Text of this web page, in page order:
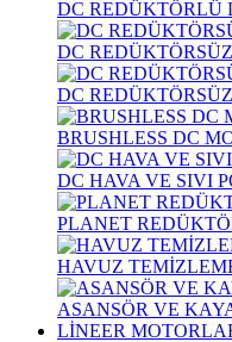
DC REDÜKTÖRLÜ
DC
DC
BRUSHLESS DC
DC HAVA VE SIVI
PLANET
HAVUZ
ASANSÖR VE
LİNEER